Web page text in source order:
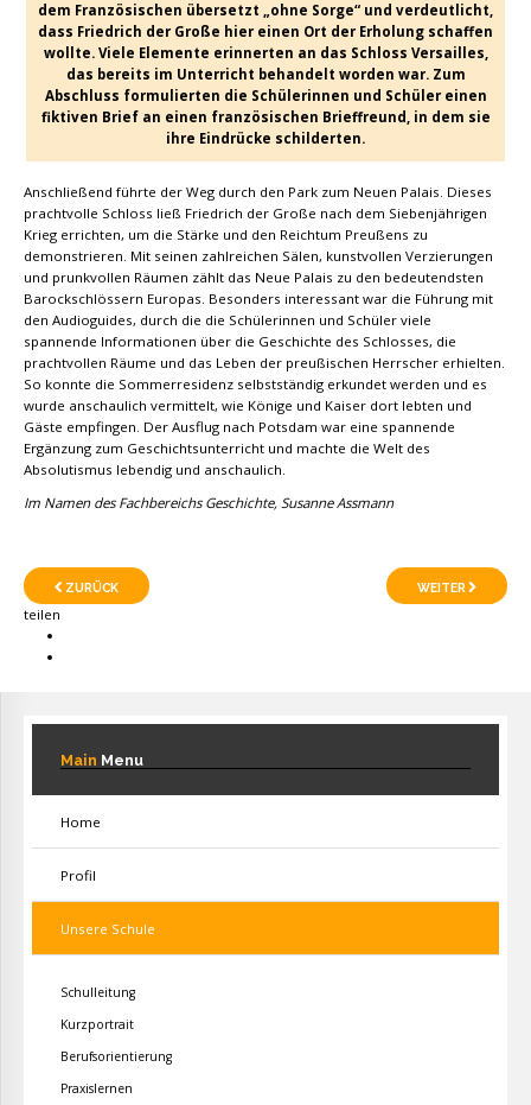
dem Französischen übersetzt „ohne Sorge“ und verdeutlicht,
dass Friedrich der Große hier einen Ort der Erholung schaffen
wollte. Viele Elemente erinnerten an das Schloss Versailles,
das bereits im Unterricht behandelt worden war. Zum
Abschluss formulierten die Schülerinnen und Schüler einen
fiktiven Brief an einen französischen Brieffreund, in dem sie
ihre Eindrücke schilderten.
Anschließend führte der Weg durch den Park zum Neuen Palais. Dieses
prachtvolle Schloss ließ Friedrich der Große nach dem Siebenjährigen
Krieg errichten, um die Stärke und den Reichtum Preußens zu
demonstrieren. Mit seinen zahlreichen Sälen, kunstvollen Verzierungen
und prunkvollen Räumen zählt das Neue Palais zu den bedeutendsten
Barockschlössern Europas. Besonders interessant war die Führung mit
den Audioguides, durch die die Schülerinnen und Schüler viele
spannende Informationen über die Geschichte des Schlosses, die
prachtvollen Räume und das Leben der preußischen Herrscher erhielten.
So konnte die Sommerresidenz selbstständig erkundet werden und es
wurde anschaulich vermittelt, wie Könige und Kaiser dort lebten und
Gäste empfingen. Der Ausflug nach Potsdam war eine spannende
Ergänzung zum Geschichtsunterricht und machte die Welt des
Absolutismus lebendig und anschaulich.
Im Namen des Fachbereichs Geschichte, Susanne Assmann
ZURÜCK WEITER
teilen
Main Menu
Home
Profil
Unsere Schule
Schulleitung
Kurzportrait
Berufsorientierung
Praxislernen